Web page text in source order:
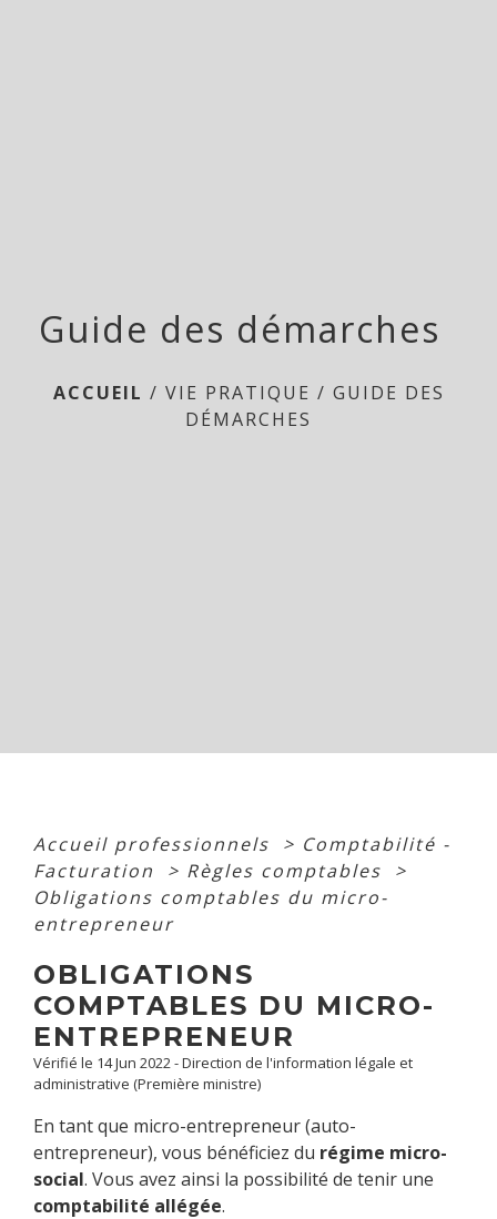
Guide des démarches
ACCUEIL / VIE PRATIQUE / GUIDE DES
DÉMARCHES
Accueil professionnels > Comptabilité -
Facturation
> Règles comptables
>
Obligations comptables du micro-
entrepreneur
OBLIGATIONS
COMPTABLES DU MICRO-
ENTREPRENEUR
Vérifié le 14 Jun 2022 - Direction de l'information légale et
administrative (Première ministre)
En tant que micro-entrepreneur (auto-
entrepreneur), vous bénéficiez du régime micro-
social. Vous avez ainsi la possibilité de tenir une
comptabilité allégée.